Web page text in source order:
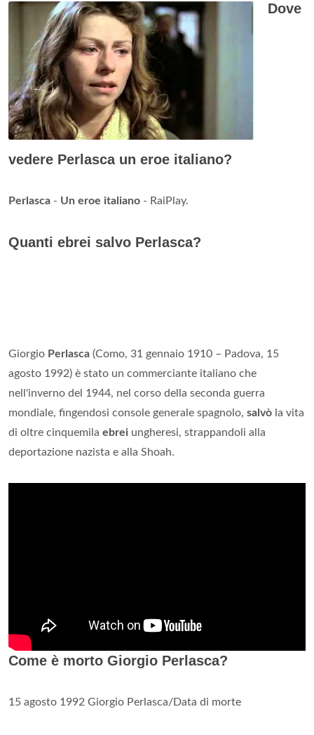
Dove
vedere Perlasca un eroe italiano?
Perlasca - Un eroe italiano - RaiPlay.
Quanti ebrei salvo Perlasca?
Giorgio Perlasca (Como, 31 gennaio 1910 – Padova, 15
agosto 1992) è stato un commerciante italiano che
nell'inverno del 1944, nel corso della seconda guerra
mondiale, fingendosi console generale spagnolo, salvò la vita
di oltre cinquemila ebrei ungheresi, strappandoli alla
deportazione nazista e alla Shoah.
Come è morto Giorgio Perlasca?
15 agosto 1992 Giorgio Perlasca/Data di morte